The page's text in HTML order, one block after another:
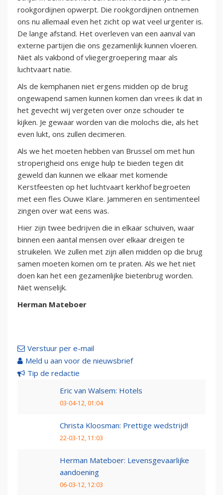
rookgordijnen opwerpt. Die rookgordijnen ontnemen
ons nu allemaal even het zicht op wat veel urgenter is.
De lange afstand. Het overleven van een aanval van
externe partijen die ons gezamenlijk kunnen vloeren.
Niet als vakbond of vliegergroepering maar als
luchtvaart natie.
Als de kemphanen niet ergens midden op de brug
ongewapend samen kunnen komen dan vrees ik dat in
het gevecht wij vergeten over onze schouder te
kijken. Je gewaar worden van die molochs die, als het
even lukt, ons zullen decimeren.
Als we het moeten hebben van Brussel om met hun
stroperigheid ons enige hulp te bieden tegen dit
geweld dan kunnen we elkaar met komende
Kerstfeesten op het luchtvaart kerkhof begroeten
met een fles Ouwe Klare. Jammeren en sentimenteel
zingen over wat eens was.
Hier zijn twee bedrijven die in elkaar schuiven, waar
binnen een aantal mensen over elkaar dreigen te
struikelen. We zullen met zijn allen midden op die brug
samen moeten komen om te praten. Als we het niet
doen kan het een gezamenlijke bietenbrug worden.
Niet wenselijk.
Herman Mateboer
Verstuur per e-mail
Meld u aan voor de nieuwsbrief
Tip de redactie
Eric van Walsem: Hotels
03-04-12, 01:04
Christa Kloosman: Prettige wedstrijd!
22-03-12, 11:03
Herman Mateboer: Levensgevaarlijke
aandoening
06-03-12, 12:03